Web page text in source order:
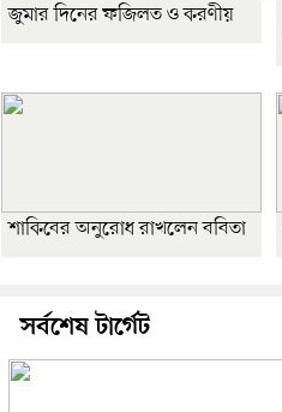
জুমার দিনের ফজিলত ও করণীয়
শাকিবের অনুরোধ রাখলেন ববিতা
সর্বশেষ টার্গেট